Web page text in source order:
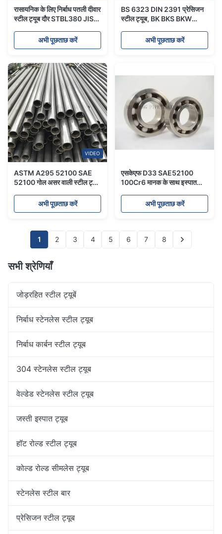
रासायनिक के लिए निर्बाध पतली दीवार
स्टील ट्यूब दौर STBL380 JIS
अभी पूछताछ करें
BS 6323 DIN 2391 प्रेसिजन
स्टील ट्यूब, BK BKS BKW
अभी पूछताछ करें
VIDEO
ASTM A295 52100 SAE
52100 गोल असर वाली स्टील ट्यूब
अभी पूछताछ करें
एसकेएफ D33 SAE52100
100Cr6 मानक के साथ इस्पात
टीयूवी स्टेनलेसअभी पूछताछ करें
1 2 3 4 5 6 7 8
सभी श्रेणियाँ
जोड़रहित स्टील ट्यूबें
निर्बाध स्टेनलेस स्टील ट्यूब
निर्बाध कार्बन स्टील ट्यूब
304 स्टेनलेस स्टील ट्यूब
वेल्डेड स्टेनलेस स्टील ट्यूब
जस्ती इस्पात ट्यूब
हॉट रोल्ड स्टील ट्यूब
कोल्ड रोल्ड सीमलेस ट्यूब
स्टेनलेस स्टील बार
प्रेसिजन स्टील ट्यूब